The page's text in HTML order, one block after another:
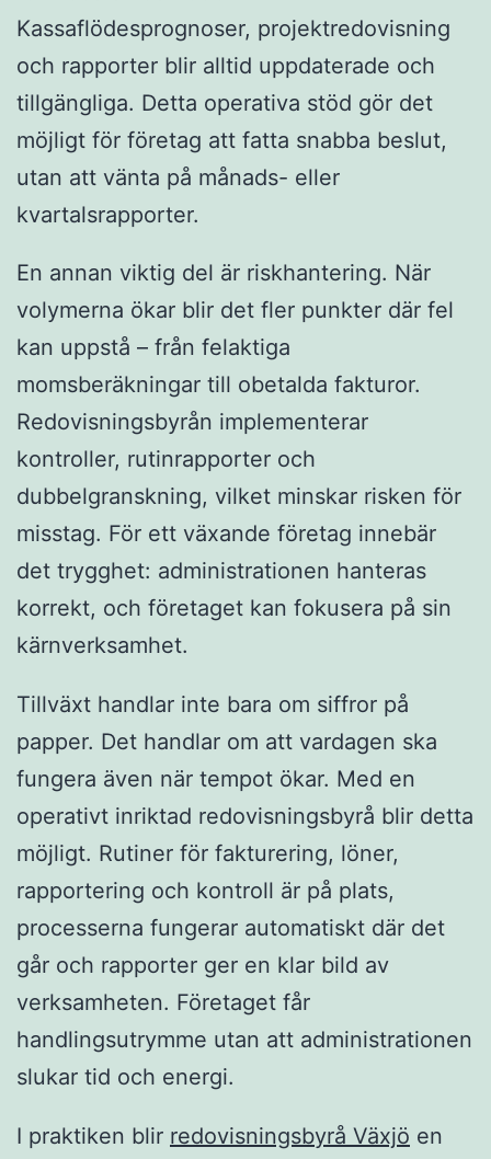
Kassaflödesprognoser, projektredovisning
och rapporter blir alltid uppdaterade och
tillgängliga. Detta operativa stöd gör det
möjligt för företag att fatta snabba beslut,
utan att vänta på månads- eller
kvartalsrapporter.
En annan viktig del är riskhantering. När
volymerna ökar blir det fler punkter där fel
kan uppstå – från felaktiga
momsberäkningar till obetalda fakturor.
Redovisningsbyrån implementerar
kontroller, rutinrapporter och
dubbelgranskning, vilket minskar risken för
misstag. För ett växande företag innebär
det trygghet: administrationen hanteras
korrekt, och företaget kan fokusera på sin
kärnverksamhet.
Tillväxt handlar inte bara om siffror på
papper. Det handlar om att vardagen ska
fungera även när tempot ökar. Med en
operativt inriktad redovisningsbyrå blir detta
möjligt. Rutiner för fakturering, löner,
rapportering och kontroll är på plats,
processerna fungerar automatiskt där det
går och rapporter ger en klar bild av
verksamheten. Företaget får
handlingsutrymme utan att administrationen
slukar tid och energi.
I praktiken blir redovisningsbyrå Växjö en